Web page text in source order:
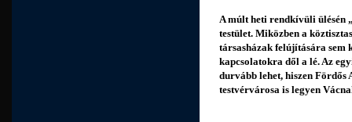
A múlt heti rendkívüli ülésén
testület. Miközben a
társasházak felújítására sem
kapcsolatokra dől a lé. Az
durvább lehet, hiszen Fördős
testvérvárosa is legyen